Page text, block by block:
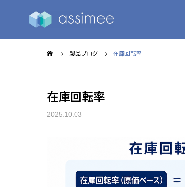
製品ブログ 在庫回転率
在庫回転率
2025.10.03